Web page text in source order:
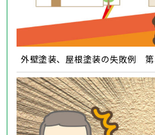
外壁塗装、屋根塗装の失敗例 第